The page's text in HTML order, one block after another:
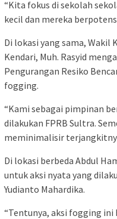
“Kita fokus di sekolah
kecil dan mereka
Di lokasi yang sama, Wakil
Kendari, Muh. Rasyid
Pengurangan Resiko
fogging.
“Kami sebagai pimpinan
dilakukan FPRB Sultra.
meminimalisir
Di lokasi berbeda Abdul
untuk aksi nyata yang
Yudianto Mahardika.
“Tentunya, aksi fogging